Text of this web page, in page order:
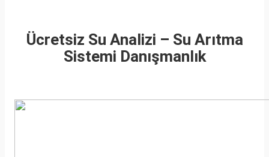
Ücretsiz Su Analizi – Su Arıtma
Sistemi Danışmanlık